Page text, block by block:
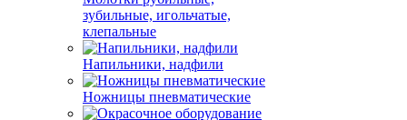
зубильные, игольчатые,
клепальные
Напильники, надфили
Ножницы пневматические